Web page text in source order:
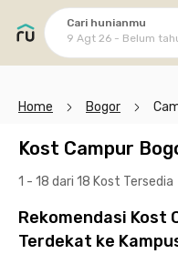
Cari hunianmu
9 Agt 26 - Belum
Home Bogor
Kost Campur
1 - 18 dari 18 Kost Tersedia
Rekomendasi Kost
Terdekat ke